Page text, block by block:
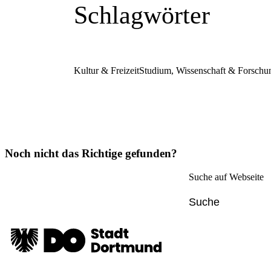
Schlagwörter
Kultur & FreizeitStudium, Wissenschaft &
Noch nicht das Richtige gefunden?
Suche auf Webseite